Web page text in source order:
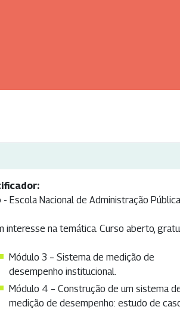
- Escola Nacional de Administração Pública
na temática. Curso aberto,
Módulo 3 – Sistema de medição de
desempenho institucional.
Módulo 4 – Construção de um sistema
medição de desempenho: estudo de